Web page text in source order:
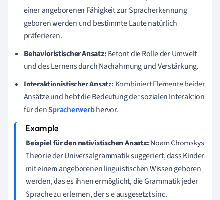
einer angeborenen Fähigkeit zur Spracherkennung
geboren werden und bestimmte Laute natürlich
präferieren.
Behavioristischer Ansatz:Betont die Rolle der Umwelt
und des Lernens durch Nachahmung und Verstärkung.
Interaktionistischer Ansatz: Kombiniert Elemente beider
Ansätze und hebt die Bedeutung der sozialen Interaktion
für denSpracherwerbhervor.
Beispiel für den nativistischen Ansatz:Noam Chomskys
Theorie der Universalgrammatik suggeriert, dass Kinder
mit einem angeborenen linguistischen Wissen geboren
werden, das es ihnen ermöglicht, die Grammatik jeder
Sprache zu erlernen, der sie ausgesetzt sind.